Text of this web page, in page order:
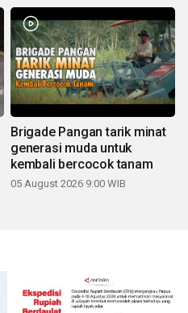
Brigade Pangan tarik minat
generasi muda untuk
kembali bercocok tanam
05 August 2026 9:00 WIB